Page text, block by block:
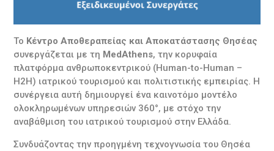
Το Κέντρο Αποθεραπείας και Αποκατάστασης Θησέας
συνεργάζεται με τη MedAthens, την κορυφαία
πλατφόρμα ανθρωποκεντρικού (Human-to-Human –
H2H) ιατρικού τουρισμού και πολιτιστικής εμπειρίας. Η
συνέργεια αυτή δημιουργεί ένα καινοτόμο μοντέλο
ολοκληρωμένων υπηρεσιών 360°, με στόχο την
αναβάθμιση του ιατρικού τουρισμού στην Ελλάδα.
Συνδυάζοντας την προηγμένη τεχνογνωσία του Θησέα